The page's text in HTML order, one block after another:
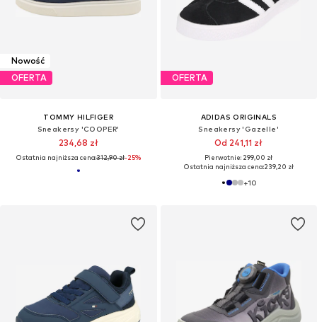
Nowość
OFERTA
TOMMY HILFIGER
Sneakersy 'COOPER'
234,68 zł
Ostatnia najniższa cena:312,90 zł-25%
OFERTA
ADIDAS ORIGINALS
Sneakersy 'Gazelle'
Od 241,11 zł
Pierwotnie: 299,00 zł
Ostatnia najniższa cena:239,20 zł
+10